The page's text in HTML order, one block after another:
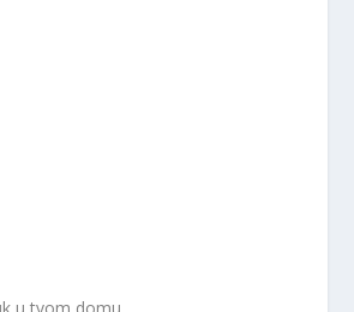
u tvom domu.